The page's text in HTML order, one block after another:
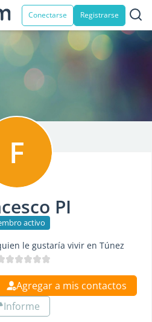
Conectarse Registrarse
F
PI
activo
le gustaría vivir en Túnez
Agregar a mis contactos
Informe